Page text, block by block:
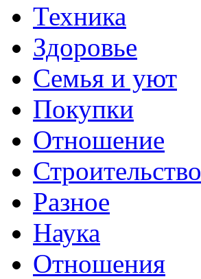
Техника
Здоровье
Семья и уют
Покупки
Отношение
Строительство
Разное
Наука
Отношения